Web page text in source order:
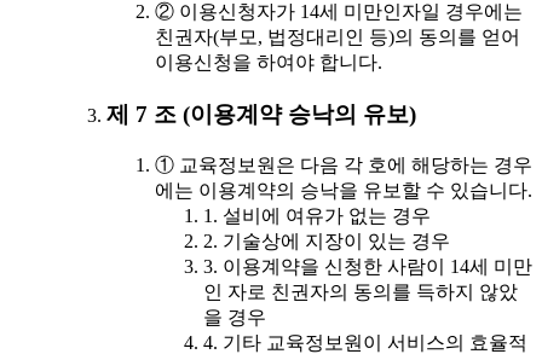
② 이용신청자가 14세 미만인자일 경우에는
친권자(부모, 법정대리인 등)의 동의를 얻어
이용신청을 하여야 합니다.
제 7 조 (이용계약 승낙의 유보)
① 교육정보원은 다음 각 호에 해당하는 경우
에는 이용계약의 승낙을 유보할 수 있습니다.
1. 설비에 여유가 없는 경우
2. 기술상에 지장이 있는 경우
3. 이용계약을 신청한 사람이 14세 미만
인 자로 친권자의 동의를 득하지 않았
을 경우
4. 기타 교육정보원이 서비스의 효율적